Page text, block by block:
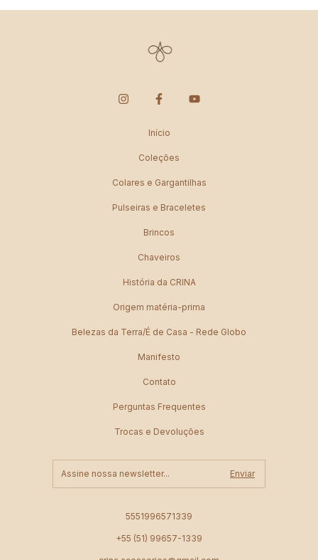
Início
Coleções
Colares e Gargantilhas
Pulseiras e Braceletes
Brincos
Chaveiros
História da CRINA
Origem matéria-prima
Belezas da Terra/É de Casa - Rede Globo
Manifesto
Contato
Perguntas Frequentes
Trocas e Devoluções
5551996571339
+55 (51) 99657-1339